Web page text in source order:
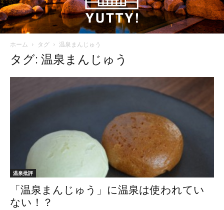
Yutty!
ッ
テ
ホーム タグ 温泉まんじゅう
タグ: 温泉まんじゅう
温泉批評
「温泉まんじゅう」に温泉は使われてい
ない！？